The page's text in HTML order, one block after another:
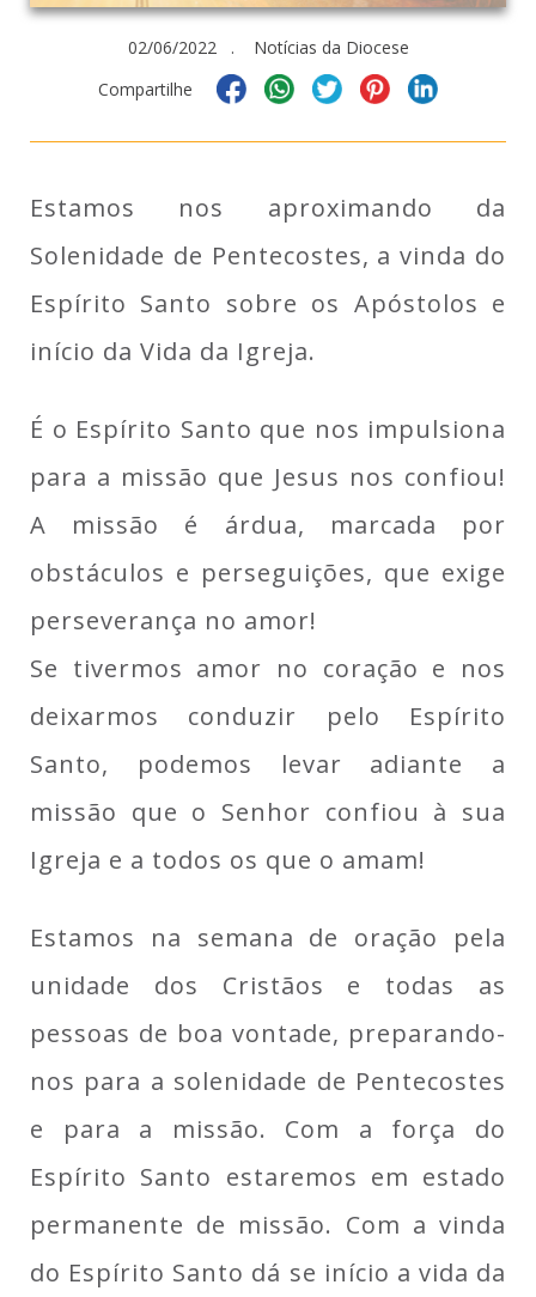
02/06/2022 . Notícias da Diocese
Compartilhe
Estamos nos aproximando da
Solenidade de Pentecostes, a vinda do
Espírito Santo sobre os Apóstolos e
início da Vida da Igreja.
É o Espírito Santo que nos impulsiona
para a missão que Jesus nos confiou!
A missão é árdua, marcada por
obstáculos e perseguições, que exige
perseverança no amor!
Se tivermos amor no coração e nos
deixarmos conduzir pelo Espírito
Santo, podemos levar adiante a
missão que o Senhor confiou à sua
Igreja e a todos os que o amam!
Estamos na semana de oração pela
unidade dos Cristãos e todas as
pessoas de boa vontade, preparando-
nos para a solenidade de Pentecostes
e para a missão. Com a força do
Espírito Santo estaremos em estado
permanente de missão. Com a vinda
do Espírito Santo dá se início a vida da